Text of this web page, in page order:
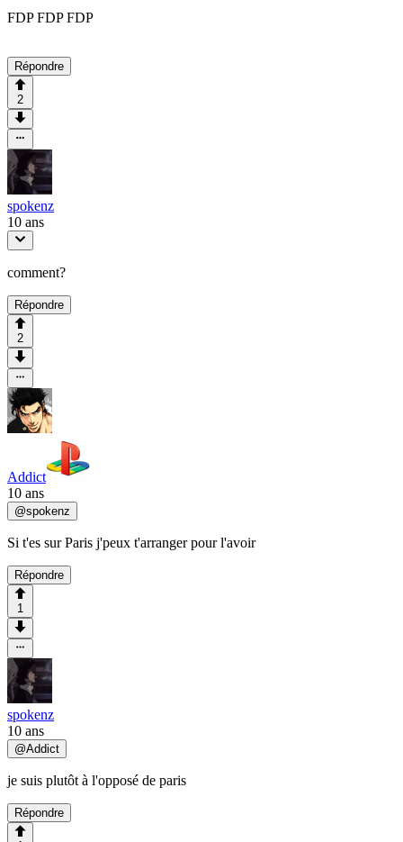
FDP FDP FDP
Répondre
2
spokenz
10 ans
comment?
Répondre
2
Addict
10 ans
@spokenz
Si t'es sur Paris j'peux t'arranger pour l'avoir
Répondre
1
spokenz
10 ans
@Addict
je suis plutôt à l'opposé de paris
Répondre